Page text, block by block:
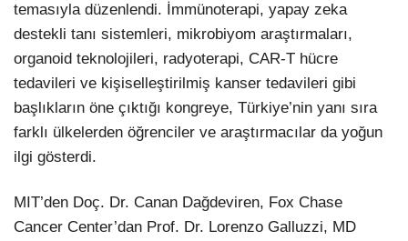
temasıyla düzenlendi. İmmünoterapi, yapay zeka
destekli tanı sistemleri, mikrobiyom araştırmaları,
organoid teknolojileri, radyoterapi, CAR-T hücre
tedavileri ve kişiselleştirilmiş kanser tedavileri gibi
başlıkların öne çıktığı kongreye, Türkiye’nin yanı sıra
farklı ülkelerden öğrenciler ve araştırmacılar da yoğun
ilgi gösterdi.
MIT’den Doç. Dr. Canan Dağdeviren, Fox Chase
Cancer Center’dan Prof. Dr. Lorenzo Galluzzi, MD